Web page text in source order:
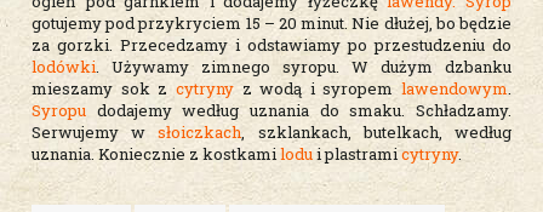
gotujemy pod przykryciem 15 – 20 minut. Nie dłużej, bo będzie
za gorzki. Przecedzamy i odstawiamy po przestudzeniu do
lodówki. Używamy zimnego syropu. W dużym dzbanku
mieszamy sok z cytrynyz wodą i syropemlawendowym.
Syropu dodajemy według uznania do smaku. Schładzamy.
Serwujemy wsłoiczkach, szklankach, butelkach, według
uznania. Koniecznie z kostkamilodui plastramicytryny.